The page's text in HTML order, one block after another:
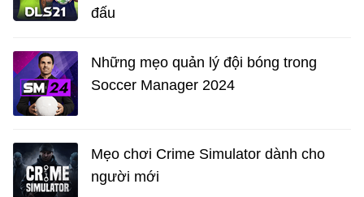
đấu
Những mẹo quản lý đội bóng trong
Soccer Manager 2024
Mẹo chơi Crime Simulator dành cho
người mới